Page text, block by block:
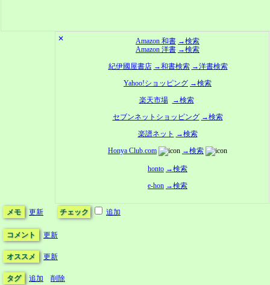
✕ Amazon 和書 →検索
Amazon 洋書 →検索
紀伊國屋書店 →和書検索 →洋書検索
Yahoo!ショッピング →検索
楽天市場
→検索
セブンネットショッピング →検索
楽譜ネット →検索
Honya Club.com
→検索
honto →検索
e-hon →検索
メモ 更新 チェック 追加
コメント 更新
オススメ 更新
タグ 追加 削除